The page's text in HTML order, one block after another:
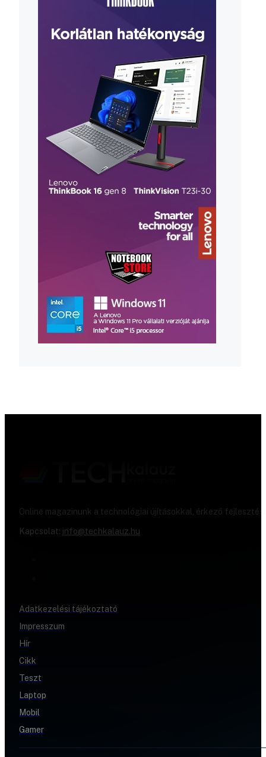
Online magazinunk a technológiai újításokkal, érkező
Kapcsolat: info@techkalauz.hu
Adatkezelési tájékoztató
Impresszum
Hír
Cikk
Teszt
Laptop
Mobil
Gamer